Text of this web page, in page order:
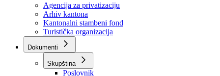
Javna preduzeća
BPK šume
RTV BPK
Agencija za privatizaciju
Arhiv kantona
Kantonalni stambeni fond
Turistička organizacija
Dokumenti